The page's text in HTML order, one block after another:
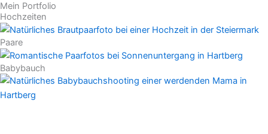
Mein Portfolio
Hochzeiten
Paare
Babybauch